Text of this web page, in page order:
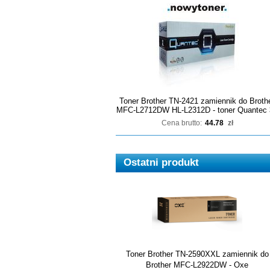
Toner Brother TN-2421 zamiennik do
MFC-L2712DW HL-L2312D - toner Quantec
Cena brutto: 44.78 zł
Ostatni produkt
Toner Brother TN-2590XXL zamiennik do
Brother MFC-L2922DW - Oxe